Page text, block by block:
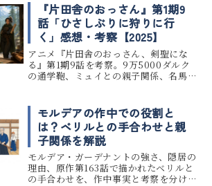
『片田舎のおっさん』第1期9
話「ひさしぶりに狩りに行
く」感想・考察【2025】
アニメ『片田舎のおっさん、剣聖にな
る』第1期9話を考察。9万5000ダルク
の通学鞄、ミュイとの親子関係、名馬
モルデアの作中での役割と
は？ベリルとの手合わせと親
子関係を解説
モルデア・ガーデナントの強さ、隠居の
理由、原作第163話で描かれたベリルと
の手合わせを、作中事実と考察を分け